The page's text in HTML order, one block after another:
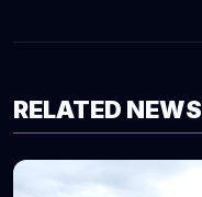
RELATED NEWS